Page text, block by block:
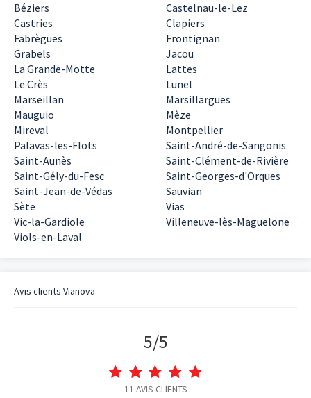
Béziers
Castelnau-le-Lez
Castries
Clapiers
Fabrègues
Frontignan
Grabels
Jacou
La Grande-Motte
Lattes
Le Crès
Lunel
Marseillan
Marsillargues
Mauguio
Mèze
Mireval
Montpellier
Palavas-les-Flots
Saint-André-de-Sangonis
Saint-Aunès
Saint-Clément-de-Rivière
Saint-Gély-du-Fesc
Saint-Georges-d'Orques
Saint-Jean-de-Védas
Sauvian
Sète
Vias
Vic-la-Gardiole
Villeneuve-lès-Maguelone
Viols-en-Laval
Avis clients Vianova
5/5
11 AVIS CLIENTS